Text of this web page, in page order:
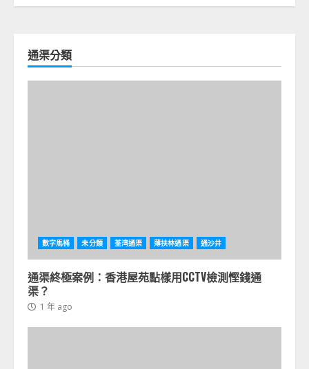
通渠分類
數字馬桶 未分類 荃湾通渠 薄扶林通渠 通沙井
通渠終極案例：香港屋苑點樣用CCTV檢測慳錢通
渠？
1 年 ago